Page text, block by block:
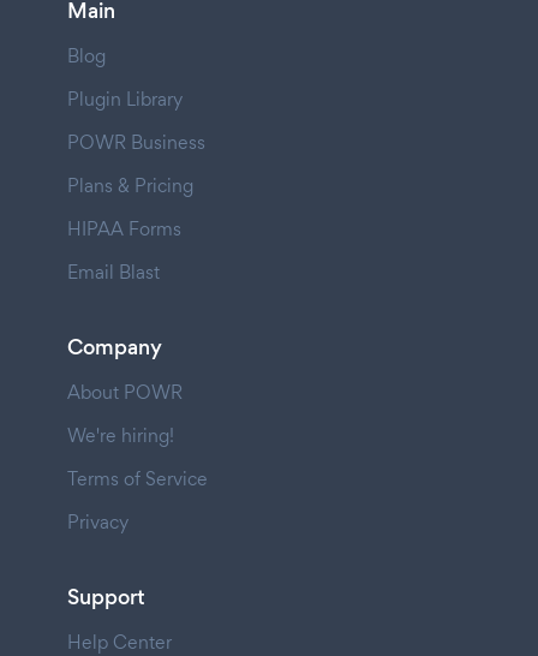
Main
Blog
Plugin Library
POWR Business
Plans & Pricing
HIPAA Forms
Email Blast
Company
About POWR
We're hiring!
Terms of Service
Privacy
Support
Help Center